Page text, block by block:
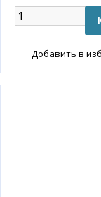
Добавить в